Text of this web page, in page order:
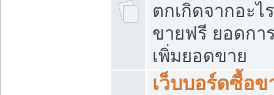
ตกเกิดจากอะไ
ขายฟรี ยอดกา
เพิ่มยอดขาย
เว็บบอร์ดซื้อข